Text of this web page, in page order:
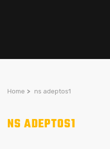
Home > ns adeptos1
NS ADEPTOS1